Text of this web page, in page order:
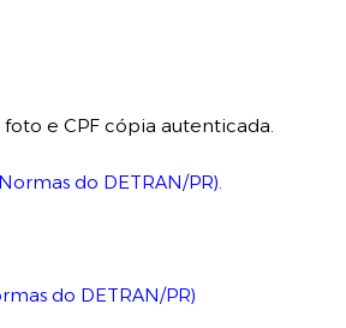
e CPF cópia autenticada.
do DETRAN/PR).
do DETRAN/PR)